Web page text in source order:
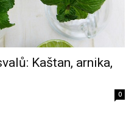
Kaštan, arnika,
0